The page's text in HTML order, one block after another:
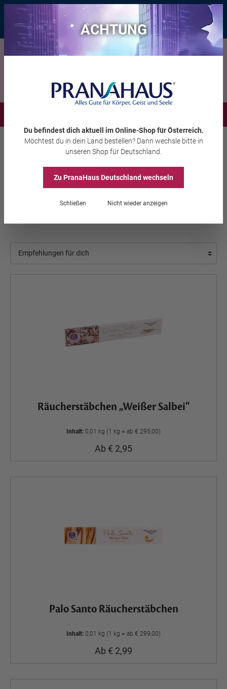
Bis zu 20 € Rabatt* mit dem Vorteils-Codeeintauchen , gültig bis
11.08.2026
Räuchern Räucherstäbchen
Filter
Räucherstäbchen „Weißer Salbei“
Inhalt: 0,01 kg (1 kg = ab € 295,00)
Ab € 2,95
Palo Santo Räucherstäbchen
Inhalt: 0,01 kg (1 kg = ab € 299,00)
Ab € 2,99
ACHTUNG
Du befindest dich aktuell im Online-Shopfür Österreich.
Möchtest du in dein Land bestellen? Dann wechsle bitte in
unseren Shop für Deutschland
Zu PranaHausDeutschland wechseln
Schließen Nicht wieder anzeigen